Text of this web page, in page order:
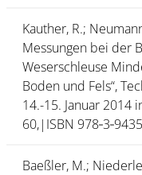
Kauther, R.;
Messungen bei der
Weserschleuse
Boden und Fels“,
14.-15. Januar 2014
60,|ISBN
Baeßler, M.;